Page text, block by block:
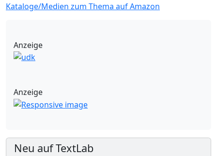
Kataloge/Medien zum Thema auf Amazon
Anzeige
Anzeige
Neu auf TextLab